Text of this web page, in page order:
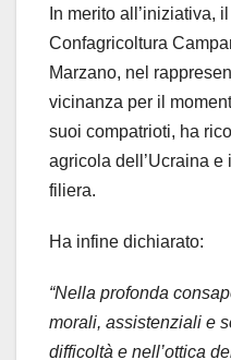
In merito all’iniziativa,
Confagricoltura
Marzano, nel
vicinanza per il
suoi compatrioti, ha
agricola dell’Ucraina
filiera.
Ha infine dichiarato:
“Nella profonda
morali, assistenziali e
difficoltà e nell’ottica